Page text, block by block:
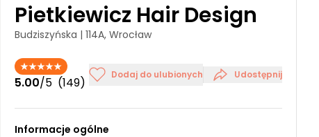
Pietkiewicz Hair Design
Budziszyńska | 114A, Wrocław
5.00/5 (149)
Dodaj do ulubionych Udostępnij
Informacje ogólne